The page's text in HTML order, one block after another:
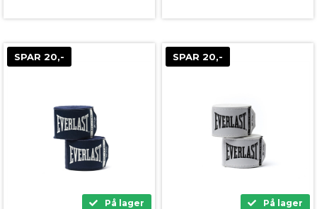
SPAR 20,-
På lager
SPAR 20,-
På lager